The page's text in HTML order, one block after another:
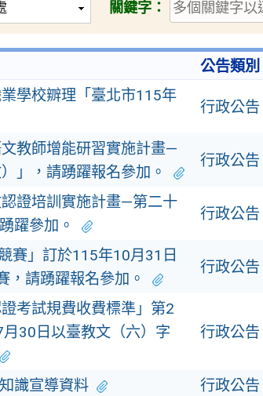
關鍵字：
公告類別
學校辧理「臺北市115年
行政公告
教師增能研習實施計畫—
」，請踴躍報名參加。
行政公告
認證培訓實施計畫—第二十
躍參加。
行政公告
賽」訂於115年10月31日
，請踴躍報名參加。
行政公告
考試規費收費標準」第2
30日以臺教文（六）字
行政公告
識宣導資料 行政公告